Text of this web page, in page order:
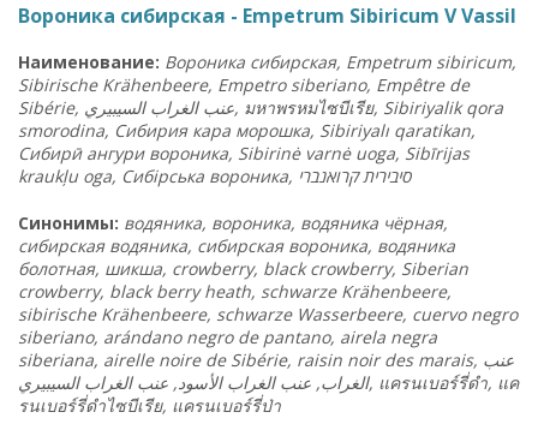
Вороника сибирская - Empetrum Sibiricum V Vassil
Наименование: Вороника сибирская, Empetrum sibiricum,
Sibirische Krähenbeere, Empetro siberiano, Empêtre de
Sibérie,
عنب الغراب السيبيري , มหาพรหมไซบีเรีย, Sibiriyalik qora
smorodina, Сибирия кара морошка, Sibiriyalı qaratikan,
Сибирӣ ангури вороника, Sibirinė varnė uoga, Sibīrijas
kraukļu oga, Сибірська вороника,
סיבירית קרואנברי
Синонимы: водяника, вороника, водяника чёрная,
сибирская водяника, сибирская вороника, водяника
болотная, шикша, crowberry, black crowberry, Siberian
crowberry, black berry heath, schwarze Krähenbeere,
sibirische Krähenbeere, schwarze Wasserbeere, cuervo negro
siberiano, arándano negro de pantano, airela negra
siberiana, airelle noire de Sibérie, raisin noir des marais, عنب
الغراب, عنب الغراب الأسود , عنب الغراب السيبيري , แครนเบอร์รี่ดำ, แค
รนเบอร์รี่ดำไซบีเรีย, แครนเบอร์รี่ป่า